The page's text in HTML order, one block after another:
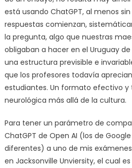
está usando ChatGPT, al menos
respuestas comienzan,
la pregunta, algo que nuestras
obligaban a hacer en el Uruguay
una estructura previsible e
que los profesores todavía
estudiantes. Un formato efectivo y
neurológica más allá de la cultura.
Para tener un parámetro de
ChatGPT de Open AI (los de
diferentes) a uno de mis
en Jacksonville Unviersity, el cual